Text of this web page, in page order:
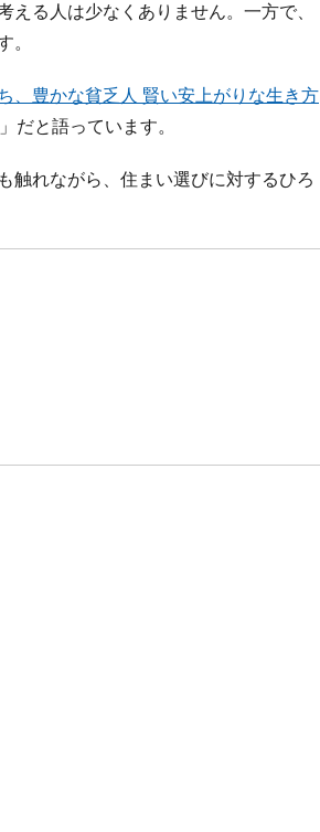
る人は少なくありません。一方で、
。
、豊かな貧乏人 賢い安上がりな生き方
だと語っています。
触れながら、住まい選びに対するひろ